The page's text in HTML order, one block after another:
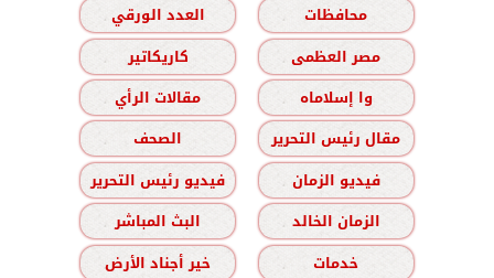
محافظات
العدد الورقي
مصر العظمى
كاريكاتير
وا إسلاماه
مقالات الرأي
مقال رئيس التحرير
الصحف
فيديو الزمان
فيديو رئيس التحرير
الزمان الخالد
البث المباشر
خدمات
خير أجناد الأرض